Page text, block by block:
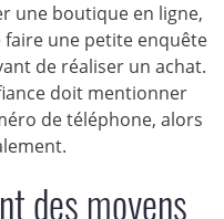
une boutique en ligne,
faire une petite enquête
de réaliser un achat.
doit mentionner
de téléphone, alors
des moyens